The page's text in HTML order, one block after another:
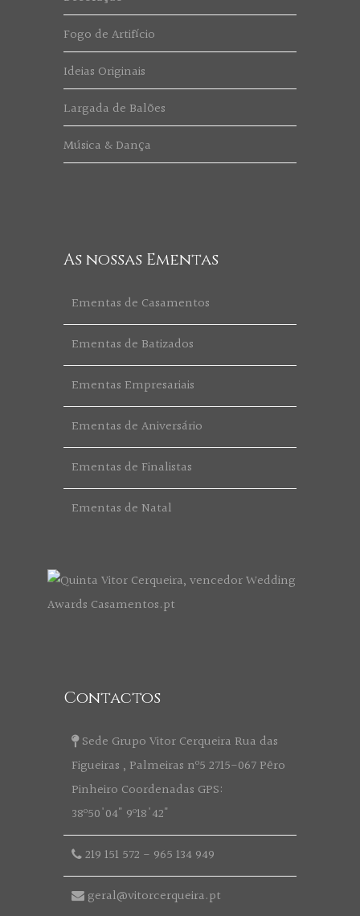
Fogo de Artifício
Ideias Originais
Largada de Balões
Música & Dança
As nossas Ementas
Ementas de Casamentos
Ementas de Batizados
Ementas Empresariais
Ementas de Aniversário
Ementas de Finalistas
Ementas de Natal
Contactos
Sede Grupo Vitor Cerqueira Rua das
Figueiras , Palmeiras nº5 2715-067 Pêro
Pinheiro Coordenadas GPS:
38º50'04" 9º18'42"
219 151 572 - 965 134 949
geral@vitorcerqueira.pt